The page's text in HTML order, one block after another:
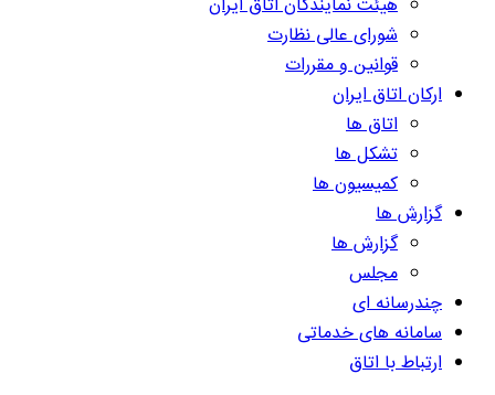
هیئت نمایندگان اتاق ایران
شورای عالی نظارت
قوانین و مقررات
ارکان اتاق ایران
اتاق ها
تشکل ها
کمیسیون ها
گزارش ها
گزارش ها
مجلس
چندرسانه ای
سامانه های خدماتی
ارتباط با اتاق